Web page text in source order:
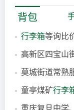
背包
行李箱等询比
高新区四宝山
莫城街道常熟
童亭煤矿行李